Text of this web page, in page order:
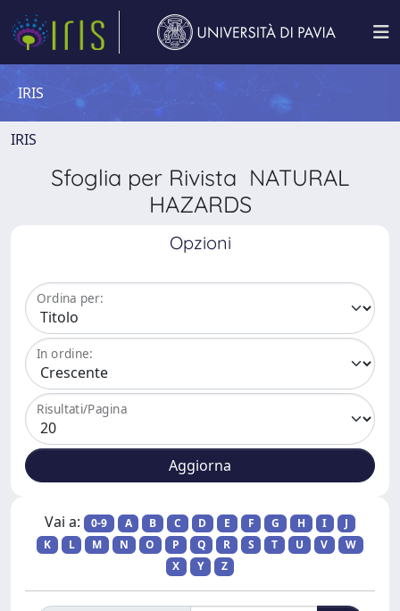
IRIS
IRIS
Sfoglia per Rivista NATURAL
HAZARDS
Opzioni
Ordina per:
In ordine:
Risultati/Pagina
Vai a: 0-9 A B C D E F G H I
J
K
L M N O P Q R S T U V
W
X
Y Z